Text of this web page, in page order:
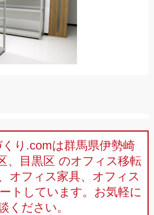
り.comは群馬県伊勢崎
、目黒区 のオフィス移転
オフィス家具、オフィス
トしています。お気軽に
ください。